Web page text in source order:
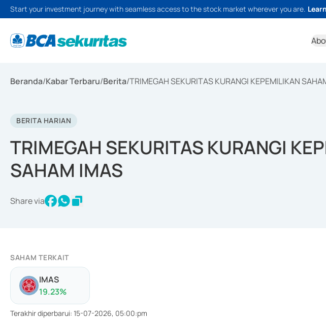
Start your investment journey with seamless access to the stock market wherever you are.
Beranda/Kabar Terbaru/Berita/TRIMEGAH SEKURITAS KURANGI KEPEMILIKAN
BERITA HARIAN
TRIMEGAH SEKURITAS KURANGI
SAHAM IMAS
Share via
SAHAM TERKAIT
IMAS
19.23%
Terakhir diperbarui: 15-07-2026, 05:00:pm